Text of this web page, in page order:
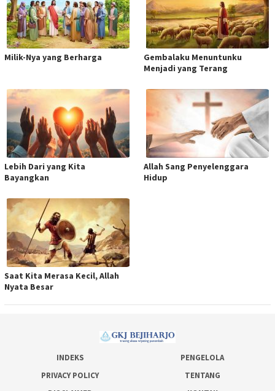
Milik-Nya yang Berharga
Gembalaku Menuntunku
Menjadi yang Terang
Lebih Dari yang Kita
Bayangkan
Allah Sang Penyelenggara
Hidup
Saat Kita Merasa Kecil, Allah
Nyata Besar
INDEKS
PENGELOLA
PRIVACY POLICY
TENTANG